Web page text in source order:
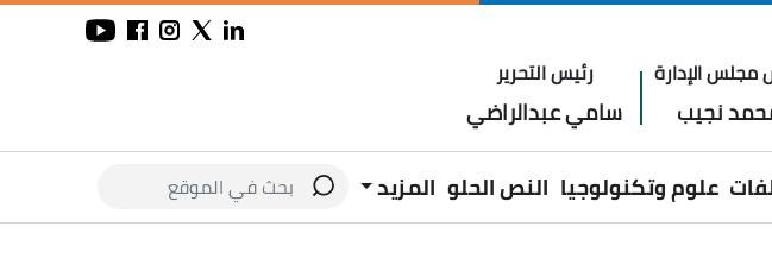
مجلس الإدارة
نجيب
رئيس التحرير
سامي عبدالراضي
علوم وتكنولوجيا النص الحلو المزيد